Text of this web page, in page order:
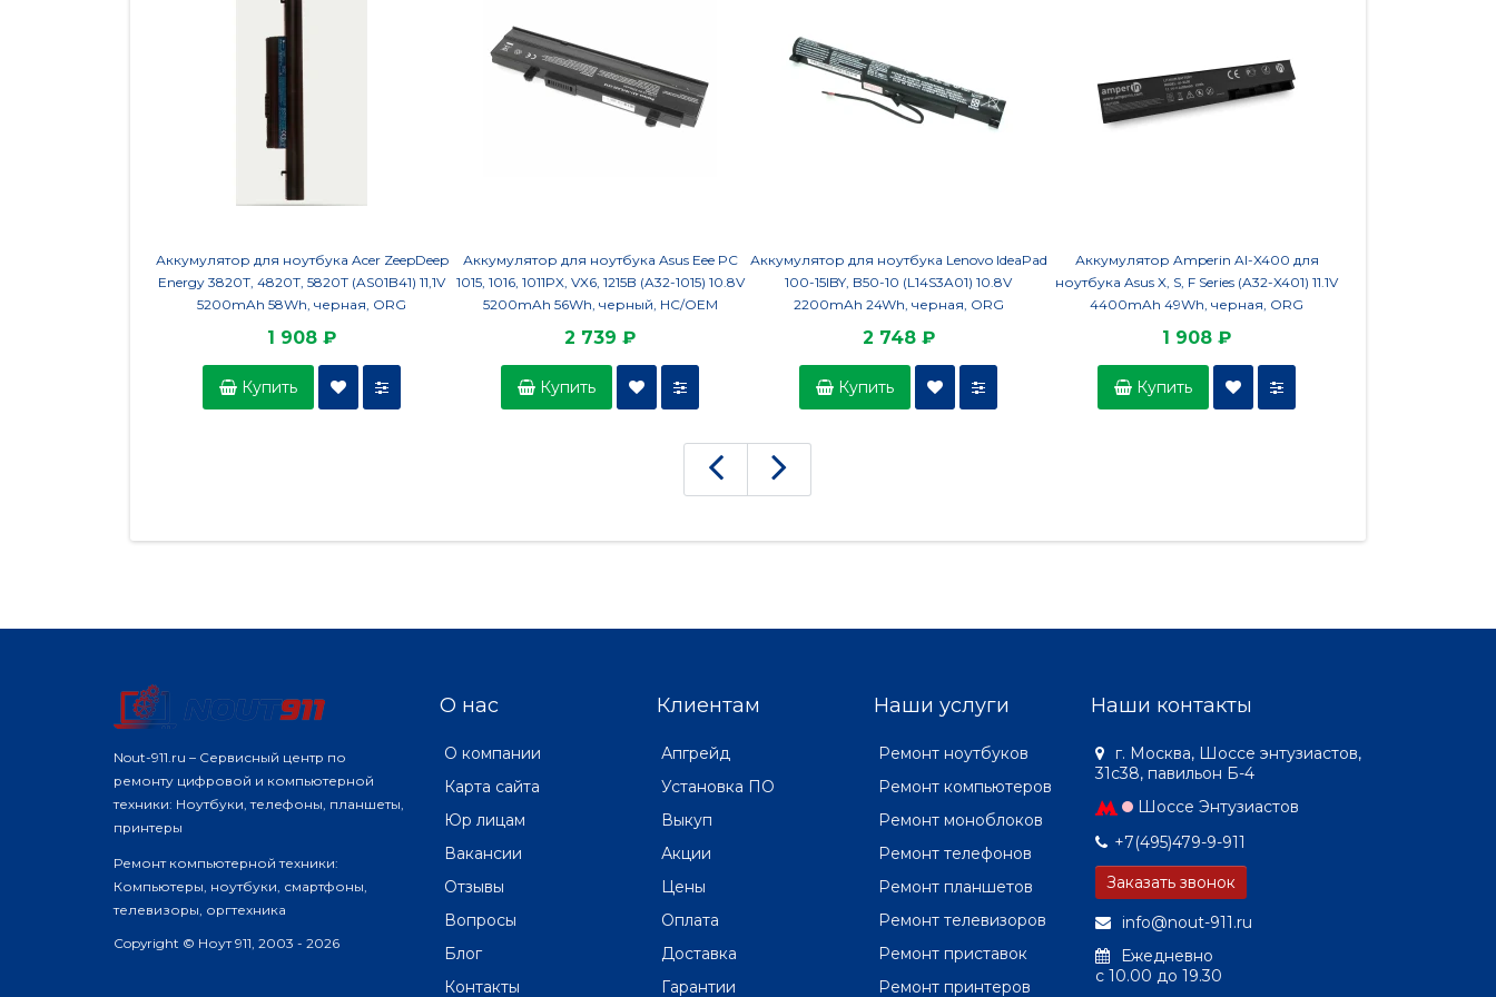
Аккумулятор для ноутбука Acer ZeepDeep
Energy 3820T, 4820T, 5820T (AS01B41) 11,1V
5200mAh 58Wh, черная, ORG
1 908 ₽
Купить
Аккумулятор для ноутбука Asus Eee PC
1015, 1016, 1011PX, VX6, 1215B (A32-1015) 10.8V
5200mAh 56Wh, черный, HC/OEM
2 739 ₽
Купить
Аккумулятор для ноутбука Lenovo IdeaPad
100-15IBY, B50-10 (L14S3A01) 10.8V
2200mAh 24Wh, черная, ORG
2 748 ₽
Купить
Аккумулятор Amperin AI-X400 для
ноутбука Asus X, S, F Series (A32-X401) 11.1V
4400mAh 49Wh, черная, ORG
1 908 ₽
Купить
Nout-911.ru – Сервисный центр по
ремонту цифровой и компьютерной
техники: Ноутбуки, телефоны, планшеты,
принтеры
Ремонт компьютерной техники:
Компьютеры, ноутбуки, смартфоны,
телевизоры, оргтехника
Copyright © Ноут 911, 2003 - 2026
О нас
О компании
Карта сайта
Юр лицам
Вакансии
Отзывы
Вопросы
Блог
Контакты
Клиентам
Апгрейд
Установка ПО
Выкуп
Акции
Цены
Оплата
Доставка
Гарантии
Наши услуги
Ремонт ноутбуков
Ремонт компьютеров
Ремонт моноблоков
Ремонт телефонов
Ремонт планшетов
Ремонт телевизоров
Ремонт приставок
Ремонт принтеров
Наши контакты
г. Москва, Шоссе энтузиастов,
31с38, павильон Б-4
Шоссе Энтузиастов
+7(495)479-9-911
Заказать звонок
info@nout-911.ru
Ежедневно
c 10.00 до 19.30